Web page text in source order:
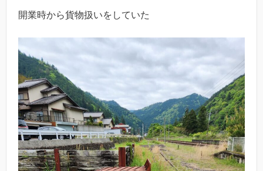
開業時から貨物扱いをしていた